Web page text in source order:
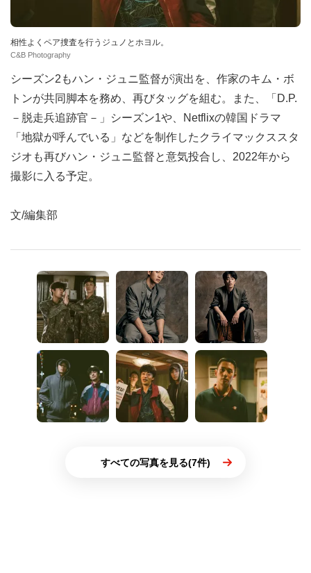
相性よくペア捜査を行うジュノとホヨル。
C&B Photography
シーズン2もハン・ジュニ監督が演出を、作家のキム・ボ
トンが共同脚本を務め、再びタッグを組む。また、「D.P.
－脱走兵追跡官－」シーズン1や、Netflixの韓国ドラマ
「地獄が呼んでいる」などを制作したクライマックススタ
ジオも再びハン・ジュニ監督と意気投合し、2022年から
撮影に入る予定。
文/編集部
すべての写真を見る(7件)